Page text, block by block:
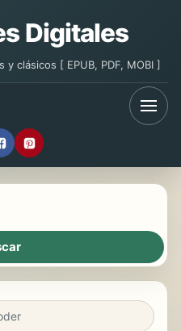
Digitales
clásicos [ EPUB, PDF, MOBI ]